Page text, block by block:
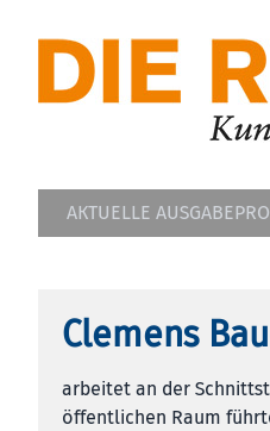
AKTUELLE AUSGABE
Clemens
arbeitet an der
öffentlichen Raum